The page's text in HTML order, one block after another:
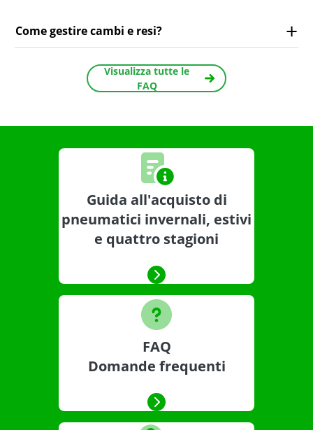
Come gestire cambi e resi?
Visualizza tutte le
FAQ
Guida all'acquisto di
pneumatici invernali, estivi
e quattro stagioni
FAQ
Domande frequenti